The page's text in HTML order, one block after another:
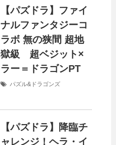
【パズドラ】ファイ
ナルファンタジーコ
ラボ 無の狭間 超地
獄級 超ベジット×
ラー＝ドラゴンPT
パズル&ドラゴンズ
【パズドラ】降臨チ
ャレンジ！ヘラ・イ